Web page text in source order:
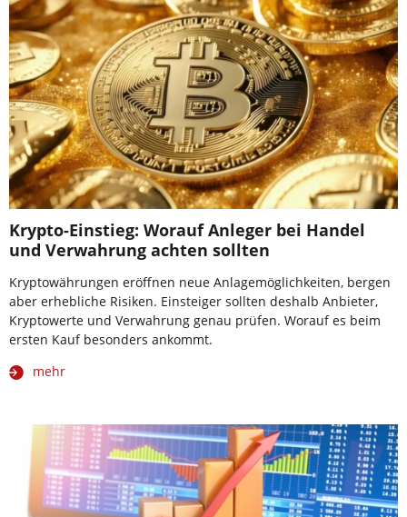
Krypto-Einstieg: Worauf Anleger bei Handel
und Verwahrung achten sollten
Kryptowährungen eröffnen neue Anlagemöglichkeiten, bergen
aber erhebliche Risiken. Einsteiger sollten deshalb Anbieter,
Kryptowerte und Verwahrung genau prüfen. Worauf es beim
ersten Kauf besonders ankommt.
mehr